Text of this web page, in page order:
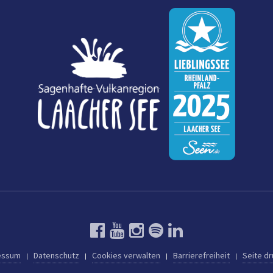
Datenschutz Cookies verwalten Barrierefreiheit Seite